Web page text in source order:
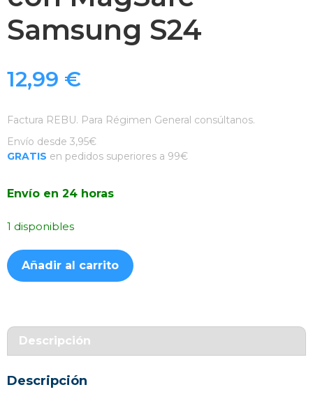
Samsung S24
12,99 €
Factura REBU. Para Régimen General consúltanos.
Envío desde 3,95€
GRATIS en pedidos superiores a 99€
Envío en 24 horas
1 disponibles
Funda
Ahumada
con
MagSafe
Samsung
S24
cantidad
Añadir al carrito
Descripción
Descripción